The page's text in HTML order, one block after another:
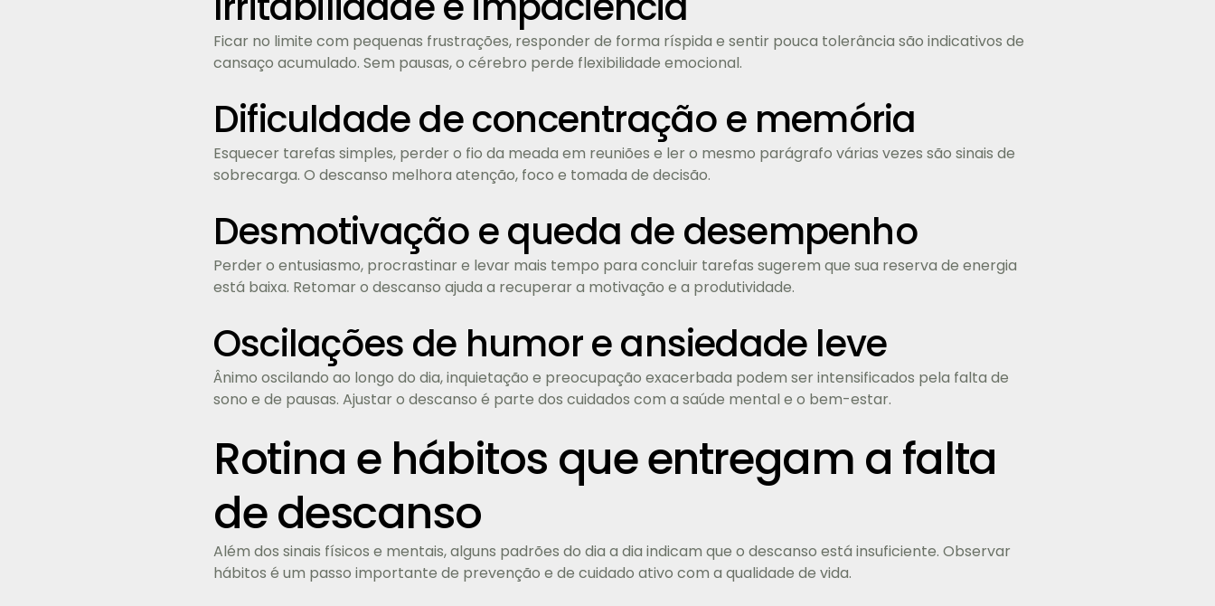
Ficar no limite com pequenas frustrações, responder de forma ríspida e sentir pouca tolerância são indicativos de
cansaço acumulado. Sem pausas, o cérebro perde flexibilidade emocional.
Dificuldade de concentração e memória
Esquecer tarefas simples, perder o fio da meada em reuniões e ler o mesmo parágrafo várias vezes são sinais de
sobrecarga. O descanso melhora atenção, foco e tomada de decisão.
Desmotivação e queda de desempenho
Perder o entusiasmo, procrastinar e levar mais tempo para concluir tarefas sugerem que sua reserva de energia
está baixa. Retomar o descanso ajuda a recuperar a motivação e a produtividade.
Oscilações de humor e ansiedade leve
Ânimo oscilando ao longo do dia, inquietação e preocupação exacerbada podem ser intensificados pela falta de
sono e de pausas. Ajustar o descanso é parte dos cuidados com a saúde mental e o bem-estar.
Rotina e hábitos que entregam a falta
de descanso
Além dos sinais físicos e mentais, alguns padrões do dia a dia indicam que o descanso está insuficiente. Observar
hábitos é um passo importante de prevenção e de cuidado ativo com a qualidade de vida.